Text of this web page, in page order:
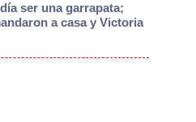
ser una garrapata;
a casa y Victoria